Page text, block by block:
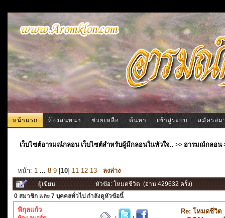
หน้าแรก ห้องสนทนา ช่วยเหลือ ค้นหา เข้าสู่ระบบ สมัครสม
เว็บไซต์อารมณ์กลอน เว็บไซต์สำหรับผู้มีกลอนในหัวใจ.. >> อารมณ์กลอน
หน้า: 1 ... 8 9 [10] 11 12 13 ลงล่าง
ผู้เขียน
หัวข้อ: โหมดชีวิต (อ่าน 429632 ครั้ง)
0 สมาชิก และ 7 บุคคลทั่วไป กำลังดูหัวข้อนี้
พิกุลแก้ว Re: โหมดชีวิต